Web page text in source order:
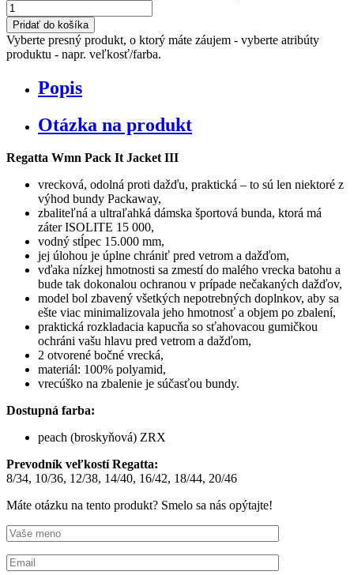
Pridať do košíka
Vyberte presný produkt, o ktorý máte záujem - vyberte atribúty
produktu - napr. veľkosť/farba.
Popis
Otázka na produkt
Regatta Wmn Pack It Jacket III
vrecková, odolná proti dažďu, praktická – to sú len niektoré z
výhod bundy Packaway,
zbaliteľná a ultraľahká dámska športová bunda, ktorá má
záter ISOLITE 15 000,
vodný stĺpec 15.000 mm,
jej úlohou je úplne chrániť pred vetrom a dažďom,
vďaka nízkej hmotnosti sa zmestí do malého vrecka batohu a
bude tak dokonalou ochranou v prípade nečakaných dažďov,
model bol zbavený všetkých nepotrebných doplnkov, aby sa
ešte viac minimalizovala jeho hmotnosť a objem po zbalení,
praktická rozkladacia kapucňa so sťahovacou gumičkou
ochráni vašu hlavu pred vetrom a dažďom,
2 otvorené bočné vrecká,
materiál: 100% polyamid,
vrecúško na zbalenie je súčasťou bundy.
Dostupná farba:
peach (broskyňová) ZRX
Prevodník veľkostí Regatta:
8/34, 10/36, 12/38, 14/40, 16/42, 18/44, 20/46
Máte otázku na tento produkt? Smelo sa nás opýtajte!